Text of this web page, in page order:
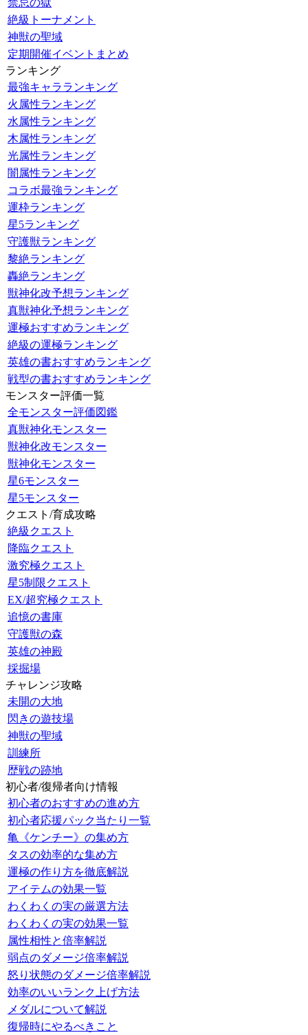
禁忌の獄
絶級トーナメント
神獣の聖域
定期開催イベントまとめ
ランキング
最強キャラランキング
火属性ランキング
水属性ランキング
木属性ランキング
光属性ランキング
闇属性ランキング
コラボ最強ランキング
運枠ランキング
星5ランキング
守護獣ランキング
黎絶ランキング
轟絶ランキング
獣神化改予想ランキング
真獣神化予想ランキング
運極おすすめランキング
絶級の運極ランキング
英雄の書おすすめランキング
戦型の書おすすめランキング
モンスター評価一覧
全モンスター評価図鑑
真獣神化モンスター
獣神化改モンスター
獣神化モンスター
星6モンスター
星5モンスター
クエスト/育成攻略
絶級クエスト
降臨クエスト
激究極クエスト
星5制限クエスト
EX/超究極クエスト
追憶の書庫
守護獣の森
英雄の神殿
採掘場
チャレンジ攻略
未開の大地
閃きの遊技場
神獣の聖域
訓練所
歴戦の跡地
初心者/復帰者向け情報
初心者のおすすめの進め方
初心者応援パック当たり一覧
亀《ケンチー》の集め方
タスの効率的な集め方
運極の作り方を徹底解説
アイテムの効果一覧
わくわくの実の厳選方法
わくわくの実の効果一覧
属性相性と倍率解説
弱点のダメージ倍率解説
怒り状態のダメージ倍率解説
効率のいいランク上げ方法
メダルについて解説
復帰時にやるべきこと